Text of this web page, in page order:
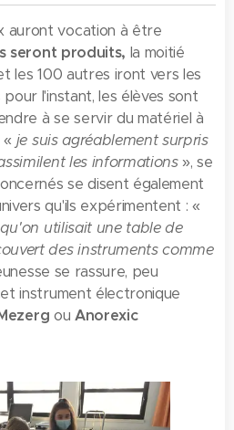
auront vocation à être
seront produits, la moitié
les 100 autres iront vers les
l'instant, les élèves sont
à se servir du matériel à
je suis agréablement surpris
les informations», se
se disent également
qu'ils expérimentent : «
utilisait une table de
des instruments comme
se rassure, peu
instrument électronique
ou Anorexic